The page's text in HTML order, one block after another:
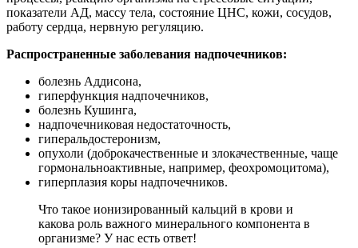
показатели АД, массу тела, состояние ЦНС, кожи, сосудов,
работу сердца, нервную регуляцию.
Распространенные заболевания надпочечников:
болезнь Аддисона,
гиперфункция надпочечников,
болезнь Кушинга,
надпочечниковая недостаточность,
гиперальдостеронизм,
опухоли (доброкачественные и злокачественные, чаще
гормональноактивные, например, феохромоцитома),
гиперплазия коры надпочечников.
Что такое ионизированный кальций в крови и
какова роль важного минерального компонента в
организме? У нас есть ответ!